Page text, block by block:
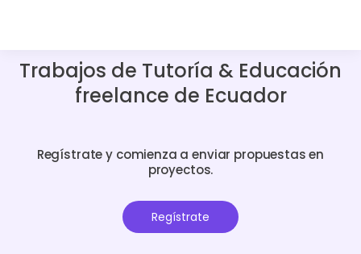
Trabajos de Tutoría & Educación
freelance de Ecuador
Regístrate y comienza a enviar propuestas en
proyectos.
Regístrate